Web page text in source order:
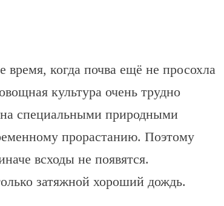
когда почва ещё не просохла
культура очень трудно
специальными природными
прорастанию. Поэтому
всходы не появятся.
затяжной хороший дождь.